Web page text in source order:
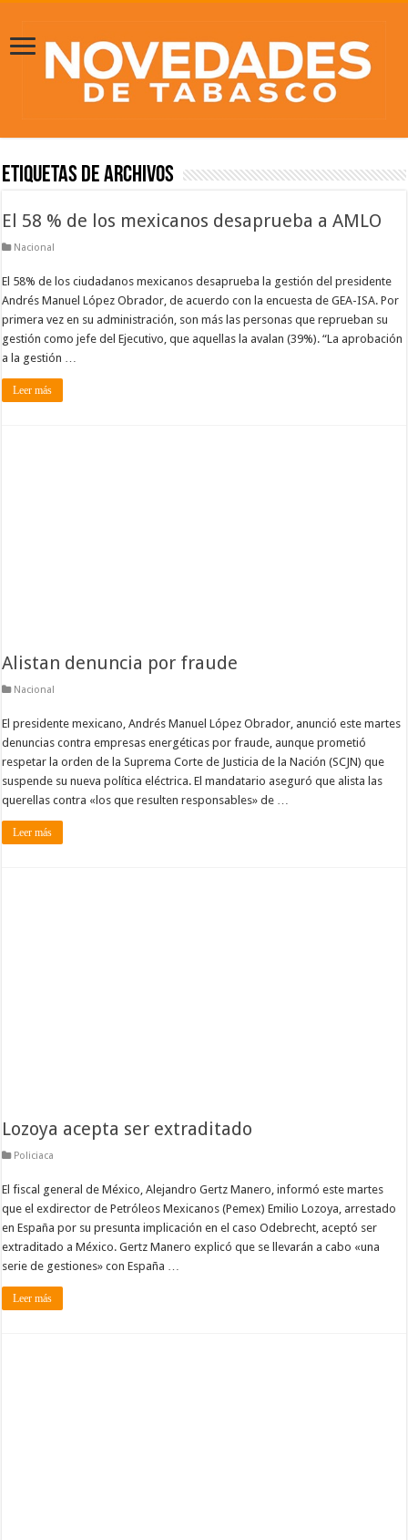
Etiquetas de Archivos
El 58 % de los mexicanos desaprueba a AMLO
Nacional
El 58% de los ciudadanos mexicanos desaprueba la gestión del presidente
Andrés Manuel López Obrador, de acuerdo con la encuesta de GEA-ISA. Por
primera vez en su administración, son más las personas que reprueban su
gestión como jefe del Ejecutivo, que aquellas la avalan (39%). “La aprobación
a la gestión …
Leer más
Alistan denuncia por fraude
Nacional
El presidente mexicano, Andrés Manuel López Obrador, anunció este martes
denuncias contra empresas energéticas por fraude, aunque prometió
respetar la orden de la Suprema Corte de Justicia de la Nación (SCJN) que
suspende su nueva política eléctrica. El mandatario aseguró que alista las
querellas contra «los que resulten responsables» de …
Leer más
Lozoya acepta ser extraditado
Policiaca
El fiscal general de México, Alejandro Gertz Manero, informó este martes
que el exdirector de Petróleos Mexicanos (Pemex) Emilio Lozoya, arrestado
en España por su presunta implicación en el caso Odebrecht, aceptó ser
extraditado a México. Gertz Manero explicó que se llevarán a cabo «una
serie de gestiones» con España …
Leer más